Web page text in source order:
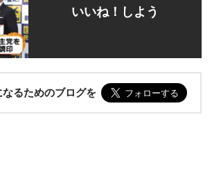
いいね！しよう
るためのブログを